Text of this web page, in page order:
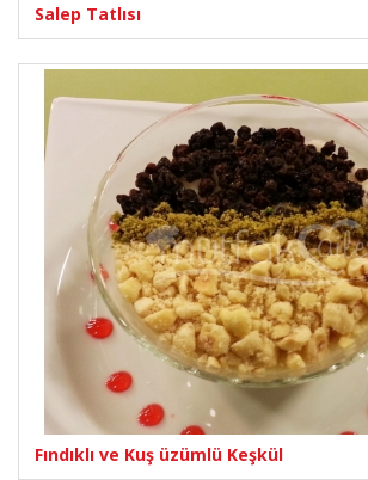
Salep Tatlısı
Fındıklı ve Kuş üzümlü Keşkül